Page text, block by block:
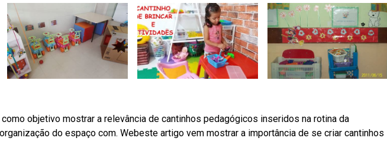
objetivo mostrar a relevância de cantinhos pedagógicos inseridos na rotina da
do espaço com. Webeste artigo vem mostrar a importância de se criar cantinhos